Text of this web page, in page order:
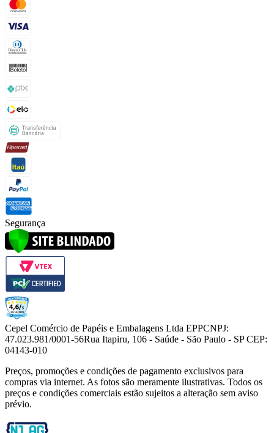
Segurança
Cepel Comércio de Papéis e Embalagens Ltda EPPCNPJ:
47.023.981/0001-56Rua Itapiru, 106 - Saúde - São Paulo - SP CEP:
04143-010
Preços, promoções e condições de pagamento exclusivos para
compras via internet. As fotos são meramente ilustrativas. Todos os
preços e condições comerciais estão sujeitos a alteração sem aviso
prévio.